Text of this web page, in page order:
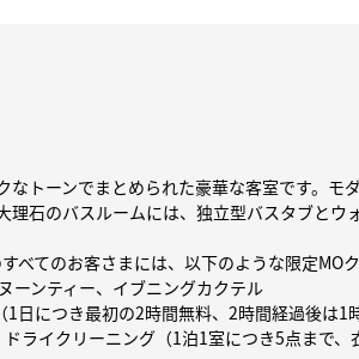
なトーンでまとめられた豪華な客室です。モ
石のバスルームには、独立型バスタブとウ
べてのお客さまには、以下のような限定MO
ーンティー、イブニングカクテル
日につき最初の2時間無料、2時間経過後は1
ライクリーニング（1泊1室につき5点まで、